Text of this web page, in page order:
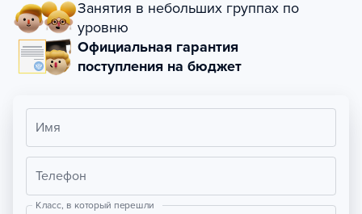
Занятия в небольших группах по
уровню
Официальная гарантия
поступления на бюджет
Имя
Телефон
Класс, в который перешли